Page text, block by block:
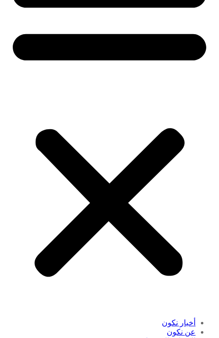
أخبار نكون
عن نكون